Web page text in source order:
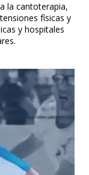
la cantoterapia,
físicas y
y hospitales